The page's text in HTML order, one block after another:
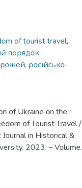
of tourist travel,
порядок,
, російсько-
of Ukraine on the
of Tourist Travel /
in Historical &
2023. – Volume.